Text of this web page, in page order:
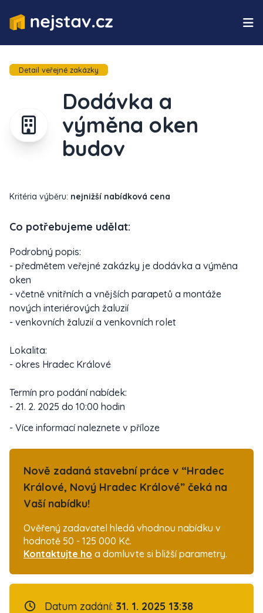
Detail veřejné zakázky
Dodávka a
výměna oken
budov
Kritéria výběru: nejnižší nabídková cena
Co potřebujeme udělat:
Podrobný popis:
- předmětem veřejné zakázky je dodávka a výměna
oken
- včetně vnitřních a vnějších parapetů a montáže
nových interiérových žaluzií
- venkovních žaluzií a venkovních rolet
Lokalita:
- okres Hradec Králové
Termín pro podání nabídek:
- 21. 2. 2025 do 10:00 hodin
- Více informací naleznete v příloze
Nově zadaná stavební práce v “Hradec
Králové, Nový Hradec Králové” čeká na
Vaší nabídku!
Ověřený zadavatel hledá vhodnou nabídku v
hodnotě 50 - 125 000 Kč.
Kontaktujte ho a domluvte si bližší parametry.
Datum zadání: 31. 1. 2025 13:38